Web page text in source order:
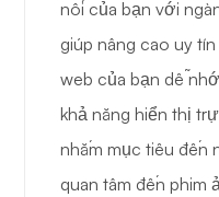
nối của bạn với
giúp nâng cao uy
web của bạn dễ
khả năng hiển thị
nhắm mục tiêu
quan tâm đến phim